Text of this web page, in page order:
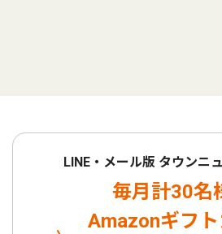
LINE・メール版 タウンニ
毎月計30名
Amazonギフ